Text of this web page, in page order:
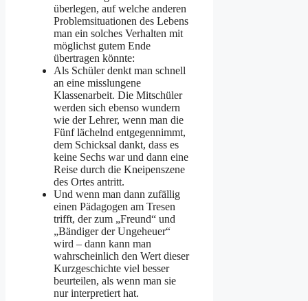
überlegen, auf welche anderen
Problemsituationen des Lebens
man ein solches Verhalten mit
möglichst gutem Ende
übertragen könnte:
Als Schüler denkt man schnell
an eine misslungene
Klassenarbeit. Die Mitschüler
werden sich ebenso wundern
wie der Lehrer, wenn man die
Fünf lächelnd entgegennimmt,
dem Schicksal dankt, dass es
keine Sechs war und dann eine
Reise durch die Kneipenszene
des Ortes antritt.
Und wenn man dann zufällig
einen Pädagogen am Tresen
trifft, der zum „Freund“ und
„Bändiger der Ungeheuer“
wird – dann kann man
wahrscheinlich den Wert dieser
Kurzgeschichte viel besser
beurteilen, als wenn man sie
nur interpretiert hat.